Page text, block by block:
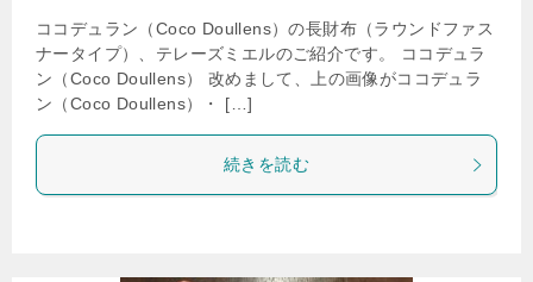
ココデュラン（Coco Doullens）の長財布（ラウンドファス
ナータイプ）、テレーズミエルのご紹介です。 ココデュラ
ン（Coco Doullens） 改めまして、上の画像がココデュラ
ン（Coco Doullens）・ […]
続きを読む